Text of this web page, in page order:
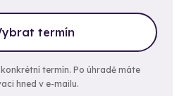
termín
termín. Po úhradě máte
hned v e-mailu.